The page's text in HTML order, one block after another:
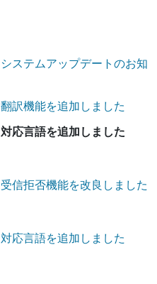
システムアップデートのお知
翻訳機能を追加しました
対応言語を追加しました
受信拒否機能を改良しました
対応言語を追加しました